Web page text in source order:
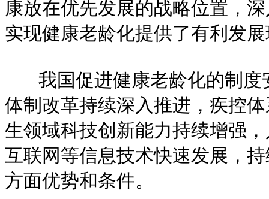
康放在优先发展的战略位置，
实现健康老龄化提供了有利发
我国促进健康老龄化的制度
体制改革持续深入推进，疾控
生领域科技创新能力持续增强
互联网等信息技术快速发展，
方面优势和条件。